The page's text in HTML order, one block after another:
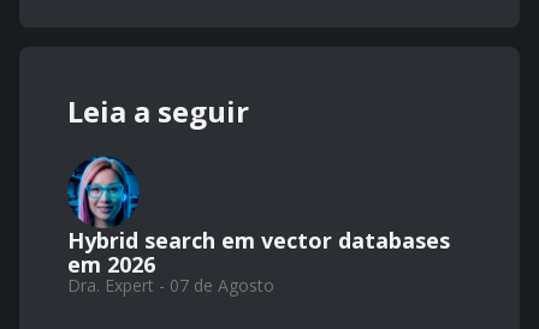
Leia a seguir
Hybrid search em vector databases
em 2026
Dra. Expert - 07 de Agosto